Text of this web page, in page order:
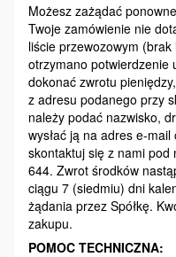
Możesz zażądać
Twoje zamówienie nie
liście przewozowym
otrzymano potwierdzenie
dokonać zwrotu
z adresu podanego przy
należy podać nazwisko,
wysłać ją na adres e-
skontaktuj się z nami
644. Zwrot środków
ciągu 7 (siedmiu) dni
żądania przez Spółkę.
zakupu.
POMOC TECHNICZNA: